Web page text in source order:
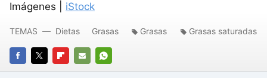
Imágenes | iStock
FACEBOOK
TWITTERFLIPBOARD
E-
WHATSAPP
TEMAS Dietas Grasas Grasas Grasas saturadas